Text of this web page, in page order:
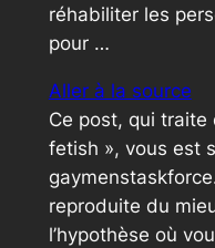
réhabiliter les
pour …
Aller à la source
Ce post, qui
fetish », vous est
reproduite du
l’hypothèse où